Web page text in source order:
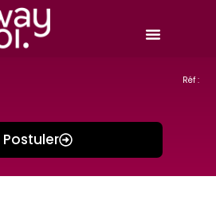
Réf :
Postuler